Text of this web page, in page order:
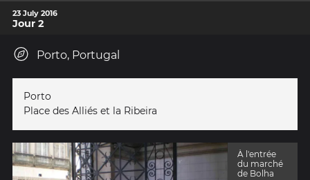
23 July 2016
Jour 2
Porto, Portugal
Porto
Place des Alliés et la Ribeira
À l'entrée
du marché
de Bolha